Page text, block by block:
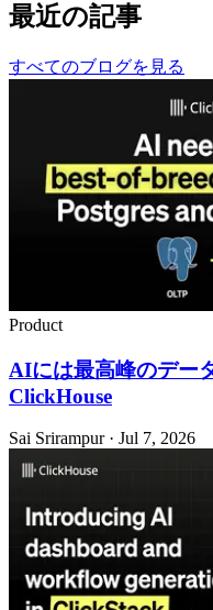
最近の記事
すべてのブログを見る
Product
AIには最高峰のデー
ClickHouse
Sai Srirampur · Jul 7, 2026